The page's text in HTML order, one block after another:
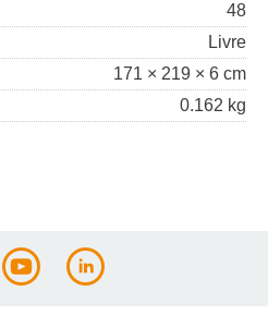
48
Livre
171 × 219 × 6 cm
0.162 kg